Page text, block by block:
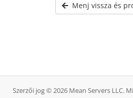
Menj vissza és
Szerzői jog © 2026 Mean Servers LLC.